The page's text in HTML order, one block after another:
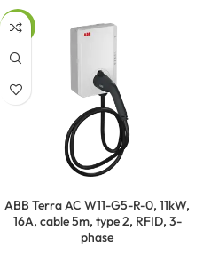
-14%
ABB Terra AC W11-G5-R-0, 11kW,
16A, cable 5m, type 2, RFID, 3-
phase